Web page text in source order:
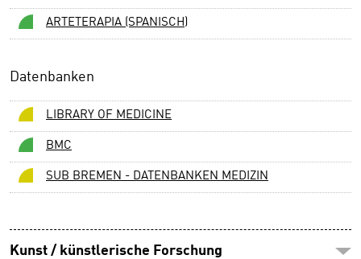
ARTETERAPIA (SPANISCH)
Datenbanken
LIBRARY OF MEDICINE
BMC
SUB BREMEN - DATENBANKEN MEDIZIN
Kunst / künstlerische Forschung